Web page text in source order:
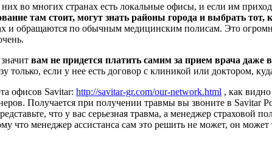
во многих странах есть локальные офисы, и если им
там стоит, могут знать районы города и выбрать
и обращаются по обычным медицинским полисам. Это
вам не придется платить самим за прием врача даже
только, если у нее есть договор с клиникой или доктором,
офисов Savitar: http://savitar-gr.com/our-network.html , как
Получается при получении травмы вы звоните в Savitar
что у вас серьезная травма, а менеджер страховой
менеджер ассистанса сам это решить не может, он может